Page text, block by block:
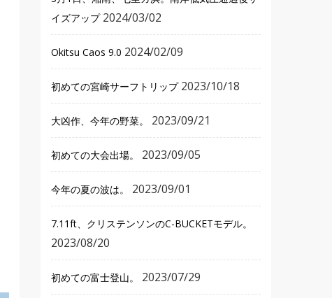
イズアップ 2024/03/02
Okitsu Caos 9.0 2024/02/09
初めての宮崎サーフトリップ 2023/10/18
大凶作、今年の野菜。 2023/09/21
初めての大会出場。 2023/09/05
今年の夏の波は。 2023/09/01
7.11ft、クリステンソンのC-BUCKETモデル。
2023/08/20
初めての富士登山。 2023/07/29